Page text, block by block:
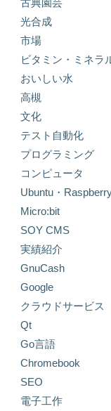
古典園芸
光合成
市場
ビタミン・ミネラ
おいしい水
高槻
文化
テスト自動化
プログラミング
コンピュータ
Ubuntu・
Micro:bit
SOY CMS
実績紹介
GnuCash
Google
クラウドサービス
Qt
Go言語
Chromebook
SEO
電子工作